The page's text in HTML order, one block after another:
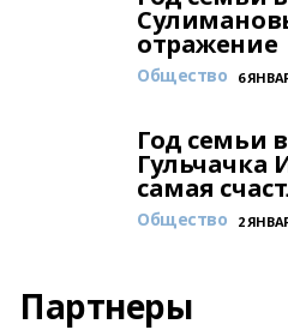
отражение
Общество 6
Год семьи
Гульчачка
самая
Общество 2
Партнеры